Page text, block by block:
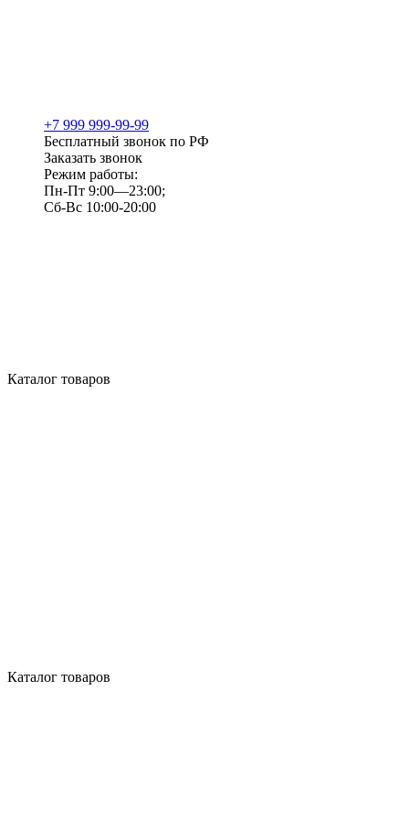
+7 999 999-99-99
Бесплатный звонок по РФ
Заказать звонок
Режим работы:
Пн-Пт 9:00—23:00;
Сб-Вс 10:00-20:00
Каталог товаров
Каталог товаров